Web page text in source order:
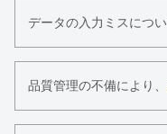
データの入力ミスについ
品質管理の不備により、